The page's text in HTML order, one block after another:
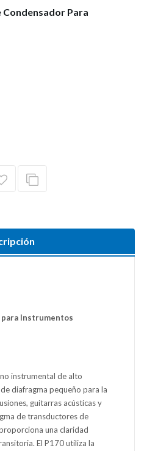
Condensador Para
Instrumentos
instrumental de alto
diafragma pequeño para la
guitarras acústicas y
de transductores de
una claridad
El P170 utiliza la